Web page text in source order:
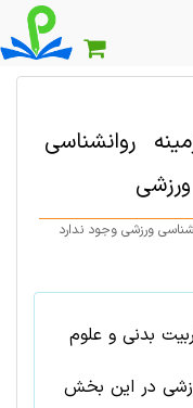
روانشناسی
ورزشی وجود ندارد
بدنی و علوم
در این بخش